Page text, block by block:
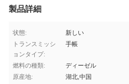
製品詳細
状態:
新しい
トランスミッシ
ョンタイプ:
手帳
燃料の種類:
ディーゼル
原産地:
湖北,中国